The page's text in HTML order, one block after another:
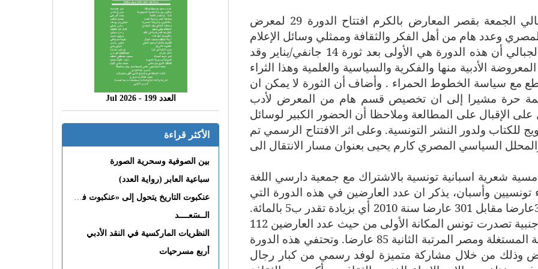
تولى رئيس الحكومة المؤقتة حمادي الجبالي الجمعة بقصر المعارض بالكرم افتتاح الدورة 29 لمعرض
وعدد هام من أهل الفكر والثقافة وممثلي وسائل الإعلام
الوطنية والدولية. وفي كلمة مقتضبة قال الجبالي أن هذه الدورة هي الأولى بعد ثورة 14 جانفي/يناير وقد
الأدبية منها والفكرية والسياسية والعلمية وهذا الثراء
مع سياسة الخطوط الحمراء . وأضاف أن الثورة لا يمكن ان
حرة مشيرا إلى ان تخصيص قسم هام من المعرض لأدب
على الإقبال على المطالعة وملاحظا أن الحضور الكبير لوسائل
للكتاب ولدور النشر التونسية. وعلى اثر الافتتاح الرسمي تم
السياسي المصري كارم يحيى بعنوان مسار الانتقال الى
شعرية اسبانية تونسية بالاشتراك مع جمعية دارسي اللغة
تونسيين وأسبان، يذكر ان عدد العارضين في هذه الدورة التي
عارضا مقابل 301 عارضا سنة 2010 أي بزيادة تقدر ب5 بالمائة.
وتشهد الدورة مشاركة 24 بلدا بين عربية وأجنبية تصدرت تونس المكانة الأولى من حيث عدد العارضين 112
ومصر المرتبة الثانية 85 عارضا
. وتحتفي هذه الدورة
وذلك من خلال مشاركة متميزة لوفد رسمي من كبار رجال
العدد 199 - 2026 Jul
الأكثر قراءة
بين الصوفية وسحرية الصورة
سباعية العابر (رواية العدد)
عنكبوت التاريخ يتحول إلى «عنكبوت فى القلب»
الــسَعــــد
النظريات الماركسية في النقد الأدبي
أربع مسرحيات